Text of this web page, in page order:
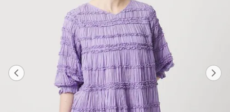
1 41